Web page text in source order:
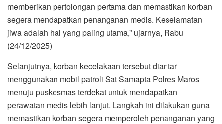
memberikan pertolongan pertama dan memastikan korban
segera mendapatkan penanganan medis. Keselamatan
jiwa adalah hal yang paling utama,” ujarnya, Rabu
(24/12/2025)
Selanjutnya, korban kecelakaan tersebut diantar
menggunakan mobil patroli Sat Samapta Polres Maros
menuju puskesmas terdekat untuk mendapatkan
perawatan medis lebih lanjut. Langkah ini dilakukan guna
memastikan korban segera memperoleh penanganan yang